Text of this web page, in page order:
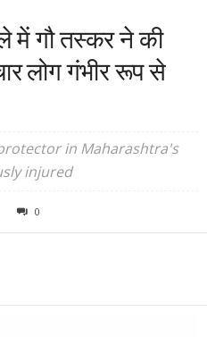
में गौ तस्कर ने की
लोग गंभीर रूप से
in Maharashtra's
injured
0